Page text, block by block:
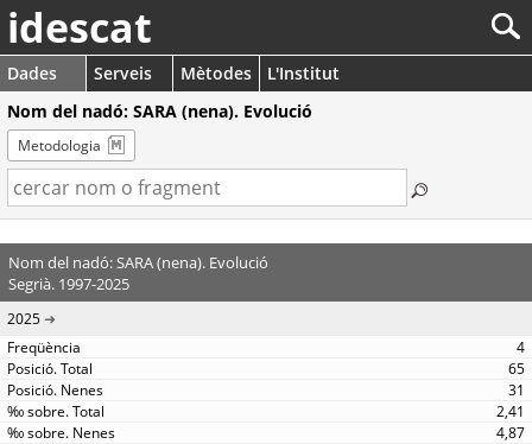
idescat
Dades Serveis Mètodes
L'Institut
Nom del nadó: SARA (nena). Evolució
Metodologia
Nom del nadó: SARA (nena). Evolució
Segrià. 1997-2025
2025
4
65
31
2,41
4,87